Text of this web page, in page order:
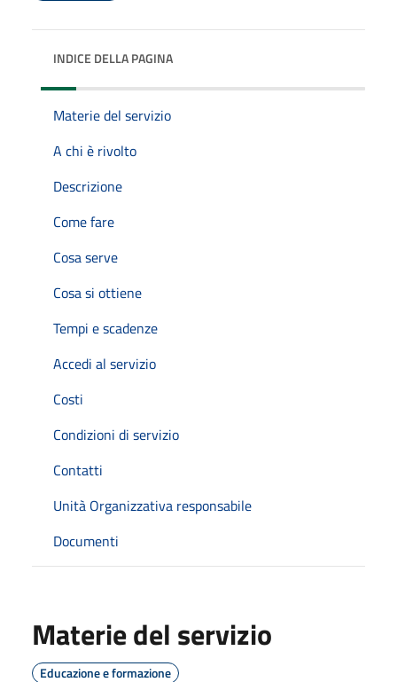
INDICE DELLA PAGINA
Materie del servizio
A chi è rivolto
Descrizione
Come fare
Cosa serve
Cosa si ottiene
Tempi e scadenze
Accedi al servizio
Costi
Condizioni di servizio
Contatti
Unità Organizzativa responsabile
Documenti
Materie del servizio
Educazione e formazione